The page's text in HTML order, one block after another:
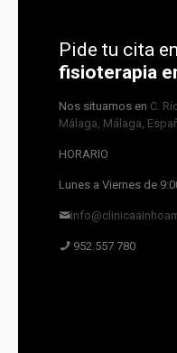
Pide tu cita
fisioterapia
Nos situamos en C.
Málaga, Málaga,
HORARIO
Lunes a Viernes de
952 557 780